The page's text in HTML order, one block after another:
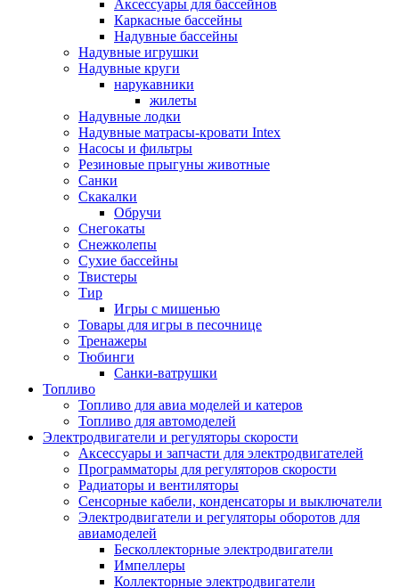
Аксессуары для бассейнов
Каркасные бассейны
Надувные бассейны
Надувные игрушки
Надувные круги
нарукавники
жилеты
Надувные лодки
Надувные матрасы-кровати Intex
Насосы и фильтры
Резиновые прыгуны животные
Санки
Скакалки
Обручи
Снегокаты
Снежколепы
Сухие бассейны
Твистеры
Тир
Игры с мишенью
Товары для игры в песочнице
Тренажеры
Тюбинги
Санки-ватрушки
Топливо
Топливо для авиа моделей и катеров
Топливо для автомоделей
Электродвигатели и регуляторы скорости
Аксессуары и запчасти для электродвигателей
Программаторы для регуляторов скорости
Радиаторы и вентиляторы
Сенсорные кабели, конденсаторы и выключатели
Электродвигатели и регуляторы оборотов для
авиамоделей
Бесколлекторные электродвигатели
Импеллеры
Коллекторные электродвигатели